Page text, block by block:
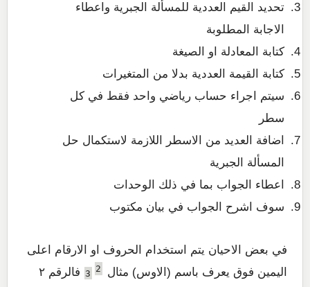
تحديد القيم العددية للمسألة الجبرية واعطاء
الاجابة المطلوبة
كتابة المعادلة او الصيغة
كتابة القيمة العددية بدلا من المتغيرات
سيتم اجراء حساب رياضي واحد فقط في كل
سطر
اضافة العديد من الاسطر اللازمة لاستكمال حل
المسألة الجبرية
اعطاء الجواب بما في ذلك الوحدات
سوف اشرح الجواب في بيان مكتوب
في بعض الاحيان يتم استخدام الحروف او الارقام اعلى
اليمين فوق يعرف باسم (الاوس) مثال
3 2
فالرقم ٢